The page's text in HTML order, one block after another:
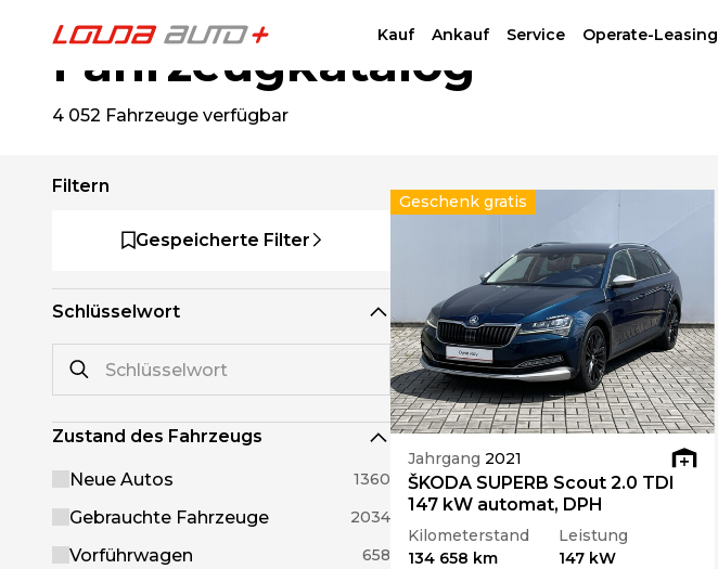
Kauf Ankauf Service Operate-Leasing
Fahrzeugkatalog
4 052 Fahrzeuge verfügbar
Filtern
Gespeicherte Filter
Schlüsselwort
Zustand des Fahrzeugs
Neue Autos 1360
Gebrauchte Fahrzeuge 2034
Vorführwagen 658
Jahrgang 2021
ŠKODA SUPERB Scout 2.0 TDI
147 kW automat, DPH
Kilometerstand
134 658 km
Leistung
147 kW
Geschenk gratis